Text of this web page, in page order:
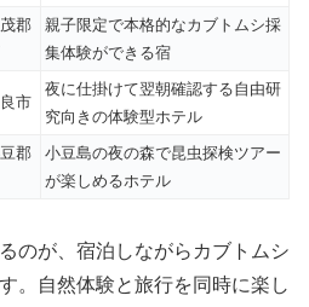
郡
親子限定で本格的なカブトムシ採
集体験ができる宿
市
夜に仕掛けて翌朝確認する自由研
究向きの体験型ホテル
郡
小豆島の夜の森で昆虫探検ツアー
が楽しめるホテル
のが、宿泊しながらカブトムシ
。自然体験と旅行を同時に楽し